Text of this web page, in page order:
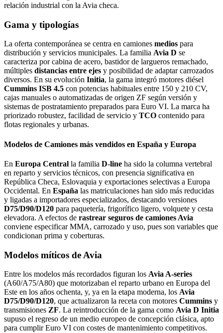
relación industrial con la Avia checa.
Gama y tipologías
La oferta contemporánea se centra en camiones medios para
distribución y servicios municipales. La familia Avia D se
caracteriza por cabina de acero, bastidor de largueros remachado,
múltiples distancias entre ejes y posibilidad de adaptar carrozados
diversos. En su evolución Initia, la gama integró motores diésel
Cummins ISB 4.5 con potencias habituales entre 150 y 210 CV,
cajas manuales o automatizadas de origen ZF según versión y
sistemas de postratamiento preparados para Euro VI. La marca ha
priorizado robustez, facilidad de servicio y TCO contenido para
flotas regionales y urbanas.
Modelos de Camiones más vendidos en España y Europa
En Europa Central la familia D‑line ha sido la columna vertebral
en reparto y servicios técnicos, con presencia significativa en
República Checa, Eslovaquia y exportaciones selectivas a Europa
Occidental. En España las matriculaciones han sido más reducidas
y ligadas a importadores especializados, destacando versiones
D75/D90/D120 para paquetería, frigorífico ligero, volquete y cesta
elevadora. A efectos de rastrear seguros de camiones Avia
conviene especificar MMA, carrozado y uso, pues son variables que
condicionan prima y coberturas.
Modelos míticos de Avia
Entre los modelos más recordados figuran los Avia A‑series
(A60/A75/A80) que motorizaban el reparto urbano en Europa del
Este en los años ochenta, y, ya en la etapa moderna, los Avia
D75/D90/D120, que actualizaron la receta con motores Cummins y
transmisiones ZF. La reintroducción de la gama como Avia D Initia
supuso el regreso de un medio europeo de concepción clásica, apto
para cumplir Euro VI con costes de mantenimiento competitivos.